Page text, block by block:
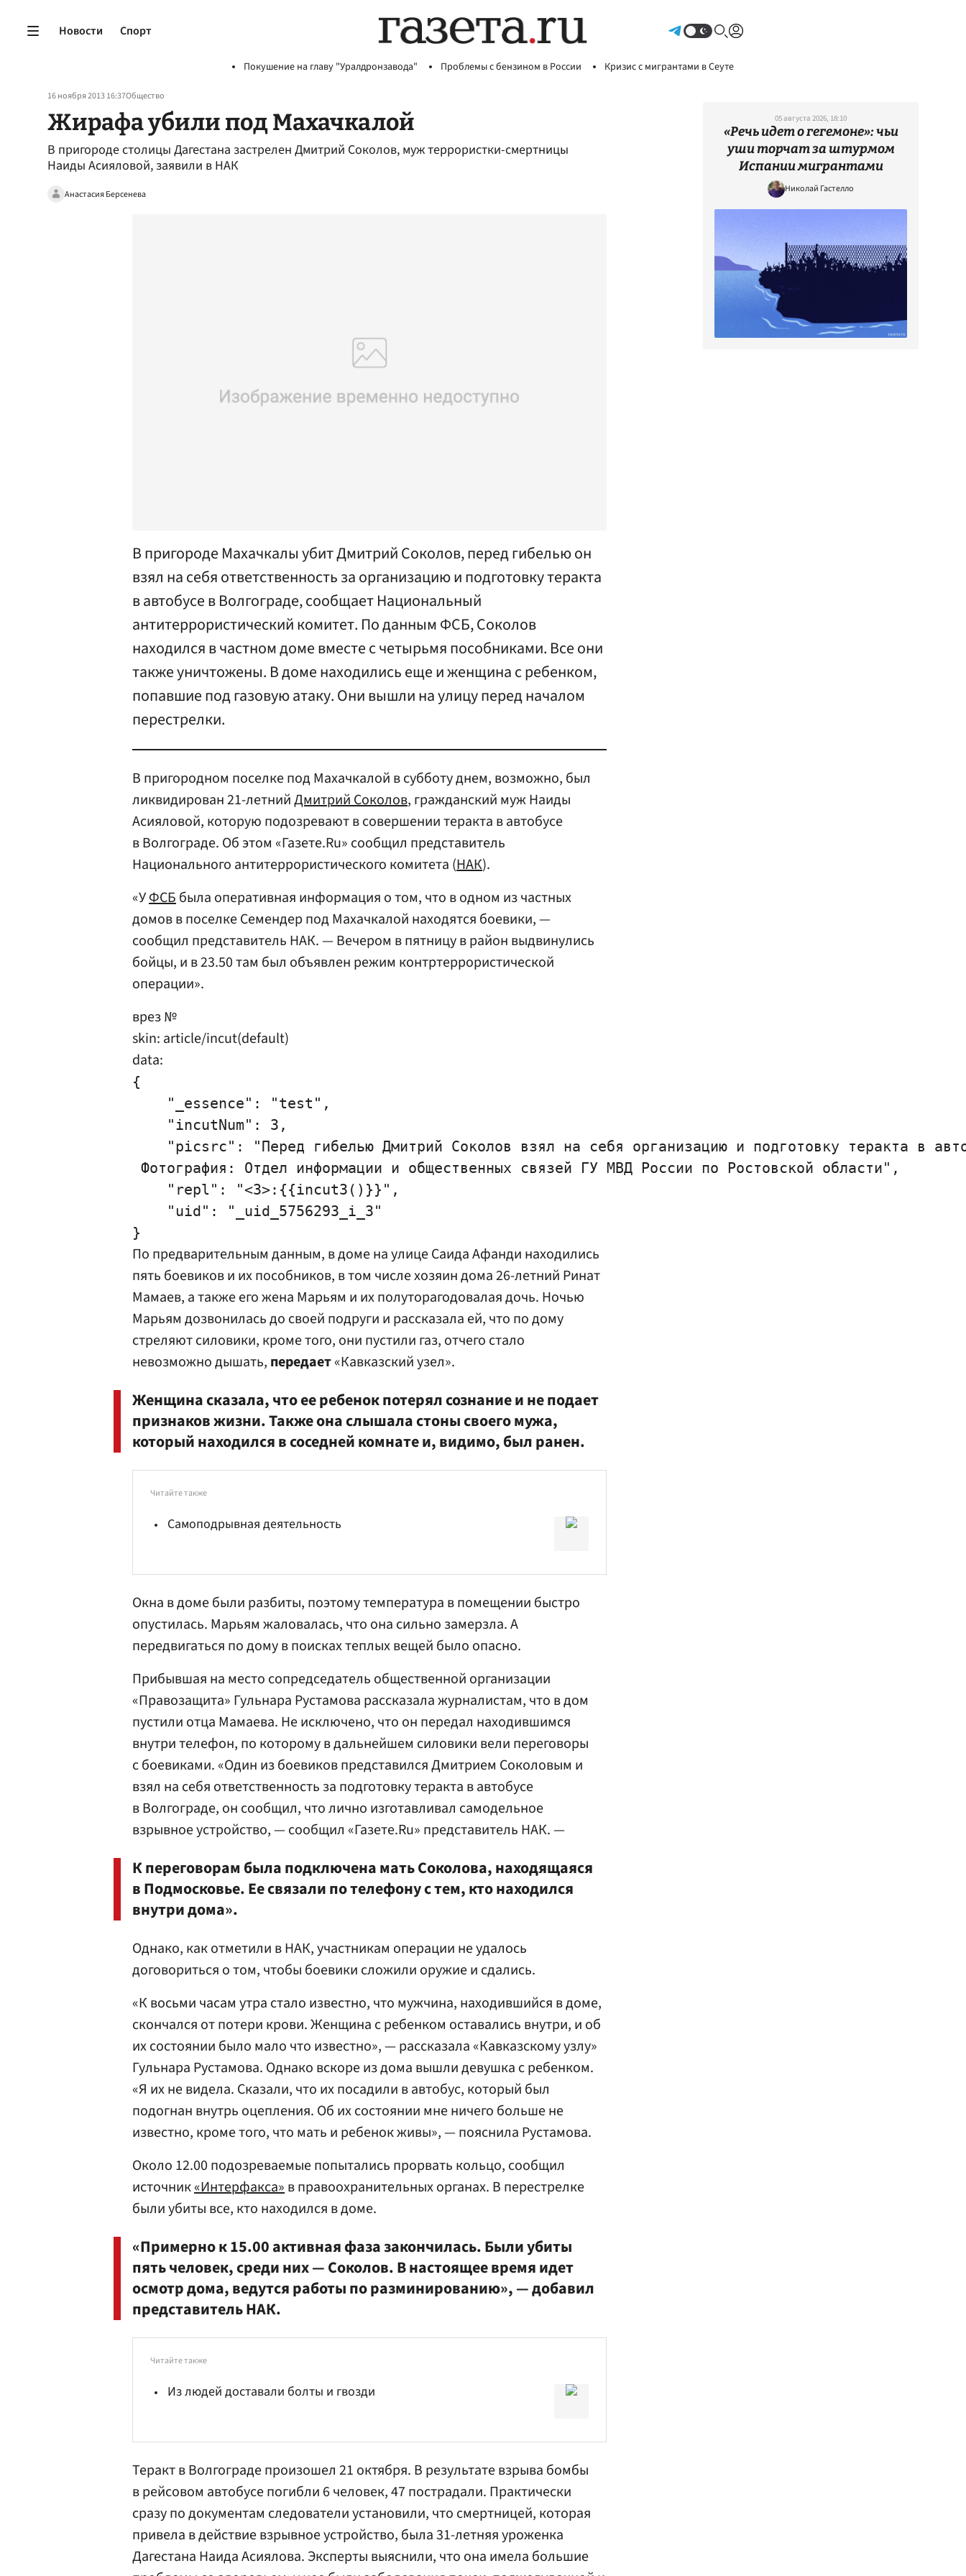
Новости Спорт
Покушение на главу "Уралдронзавода" Проблемы с бензином в России Кризис с мигрантами в Сеуте
16 ноября 2013 16:37Общество
Жирафа убили под Махачкалой
В пригороде столицы Дагестана застрелен Дмитрий Соколов, муж террористки-смертницы
Наиды Асияловой, заявили в НАК
Анастасия Берсенева
В пригороде Махачкалы убит Дмитрий Соколов, перед гибелью он
взял на себя ответственность за организацию и подготовку теракта
в автобусе в Волгограде, сообщает Национальный
антитеррористический комитет. По данным ФСБ, Соколов
находился в частном доме вместе с четырьмя пособниками. Все они
также уничтожены. В доме находились еще и женщина с ребенком,
попавшие под газовую атаку. Они вышли на улицу перед началом
перестрелки.
В пригородном поселке под Махачкалой в субботу днем, возможно, был
ликвидирован 21-летнийДмитрий Соколов, гражданский муж Наиды
Асияловой, которую подозревают в совершении теракта в автобусе
в Волгограде. Об этом «Газете.Ru» сообщил представитель
Национального антитеррористического комитета (НАК).
«УФСБбыла оперативная информация о том, что в одном из частных
домов в поселке Семендер под Махачкалой находятся боевики, —
сообщил представитель НАК. — Вечером в пятницу в район выдвинулись
бойцы, и в 23.50 там был объявлен режим контртеррористической
операции».
врез №
skin: article/incut(default)
data:
{
    "_essence": "test",
    "incutNum": 3,
"picsrc": "Перед гибелью Дмитрий Соколов взял на себя организацию и подготовку теракта в
Фотография: Отдел информации и общественных связей ГУ МВД России по Ростовской области",
    "repl": "<3>:{{incut3()}}",
    "uid": "_uid_5756293_i_3"
По предварительным данным, в доме на улице Саида Афанди находились
пять боевиков и их пособников, в том числе хозяин дома 26-летний Ринат
Мамаев, а также его жена Марьям и их полуторагодовалая дочь. Ночью
Марьям дозвонилась до своей подруги и рассказала ей, что по дому
стреляют силовики, кроме того, они пустили газ, отчего стало
невозможно дышать, передает«Кавказский узел».
Женщина сказала, что ее ребенок потерял сознание и не подает
признаков жизни. Также она слышала стоны своего мужа,
который находился в соседней комнате и, видимо, был ранен.
Читайте также
Самоподрывная деятельность
Окна в доме были разбиты, поэтому температура в помещении быстро
опустилась. Марьям жаловалась, что она сильно замерзла. А
передвигаться по дому в поисках теплых вещей было опасно.
Прибывшая на место сопредседатель общественной организации
«Правозащита» Гульнара Рустамова рассказала журналистам, что в дом
пустили отца Мамаева. Не исключено, что он передал находившимся
внутри телефон, по которому в дальнейшем силовики вели переговоры
с боевиками. «Один из боевиков представился Дмитрием Соколовым и
взял на себя ответственность за подготовку теракта в автобусе
в Волгограде, он сообщил, что лично изготавливал самодельное
взрывное устройство, — сообщил «Газете.Ru» представитель НАК. —
К переговорам была подключена мать Соколова, находящаяся
в Подмосковье. Ее связали по телефону с тем, кто находился
внутри дома».
Однако, как отметили в НАК, участникам операции не удалось
договориться о том, чтобы боевики сложили оружие и сдались.
«К восьми часам утра стало известно, что мужчина, находившийся в доме,
скончался от потери крови. Женщина с ребенком оставались внутри, и об
их состоянии было мало что известно», — рассказала «Кавказскому узлу»
Гульнара Рустамова. Однако вскоре из дома вышли девушка с ребенком.
«Я их не видела. Сказали, что их посадили в автобус, который был
подогнан внутрь оцепления. Об их состоянии мне ничего больше не
известно, кроме того, что мать и ребенок живы», — пояснила Рустамова.
Около 12.00 подозреваемые попытались прорвать кольцо, сообщил
источник«Интерфакса»в правоохранительных органах. В перестрелке
были убиты все, кто находился в доме.
«Примерно к 15.00 активная фаза закончилась. Были убиты
пять человек, среди них — Соколов. В настоящее время идет
осмотр дома, ведутся работы по разминированию», — добавил
представитель НАК.
Читайте также
Из людей доставали болты и гвозди
Теракт в Волгограде произошел 21 октября. В результате взрыва бомбы
в рейсовом автобусе погибли 6 человек, 47 пострадали. Практически
сразу по документам следователи установили, что смертницей, которая
привела в действие взрывное устройство, была 31-летняя уроженка
Дагестана Наида Асиялова. Эксперты выяснили, что она имела большие
05 августа 2026, 18:10
«Речь идет о гегемоне»: чьи
уши торчат за штурмом
Испании мигрантами
Николай Гастелло